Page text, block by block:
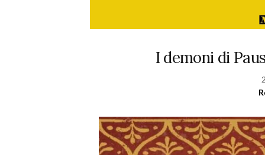
I demoni di